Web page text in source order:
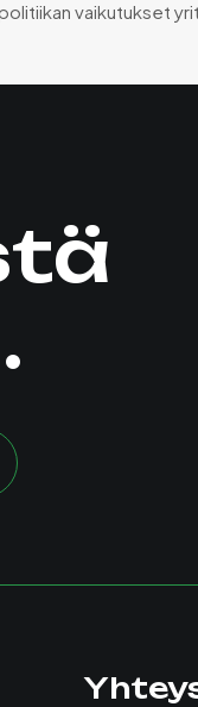
vaikutukset